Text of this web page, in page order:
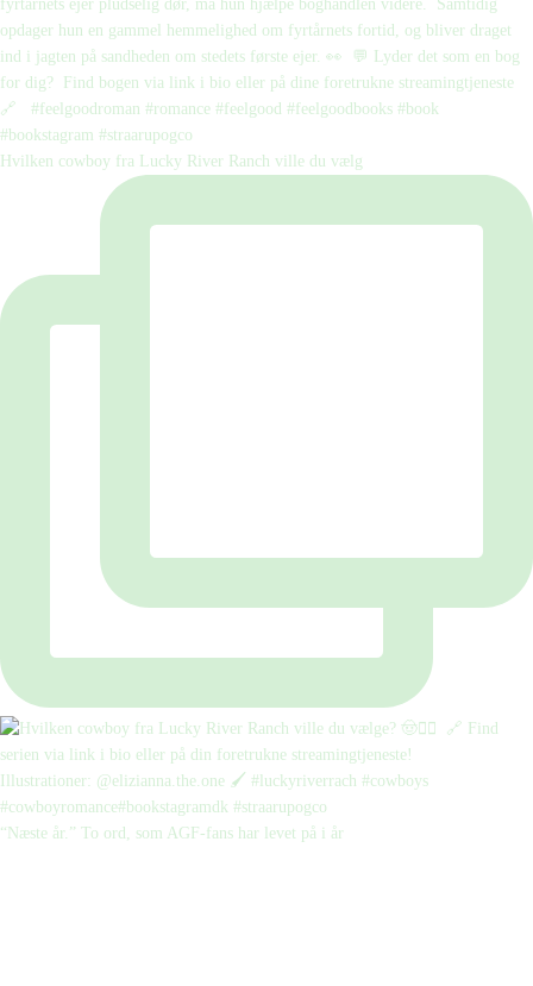
Hvilken cowboy fra Lucky River Ranch ville du vælg
“Næste år.” To ord, som AGF-fans har levet på i år